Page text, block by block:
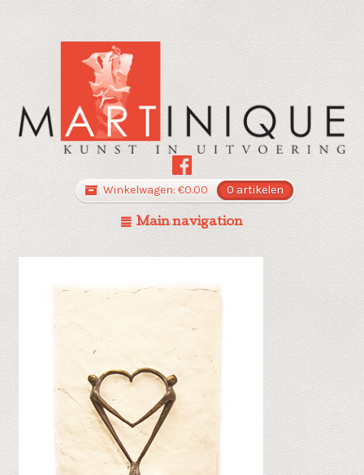
Winkelwagen: €0.00 0 artikelen
Main navigation